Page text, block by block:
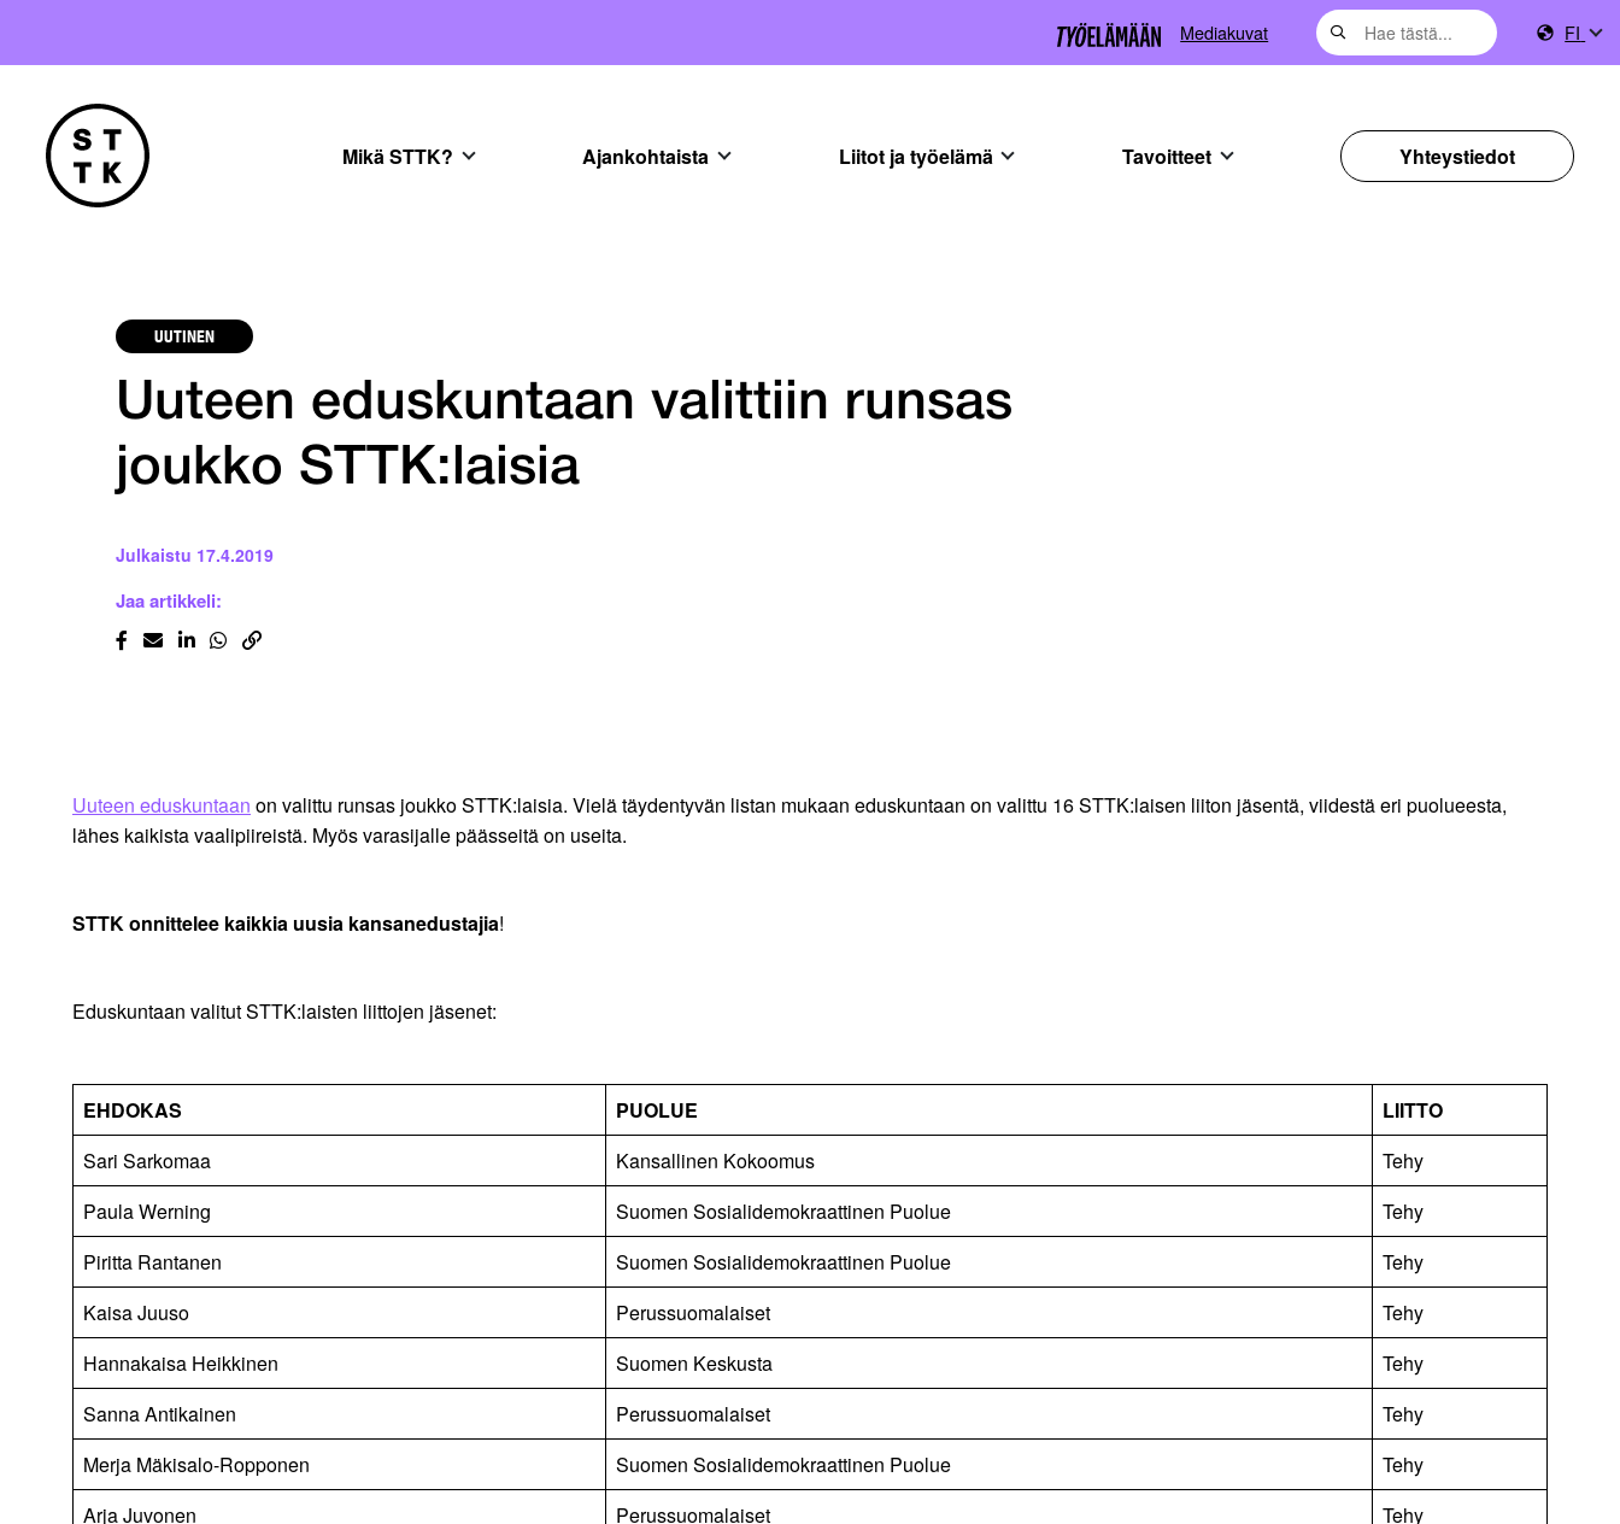
Mediakuvat FI
Mikä STTK? Ajankohtaista Liitot ja työelämä Tavoitteet Yhteystiedot
UUTINEN
Uuteen eduskuntaan valittiin runsas
joukko STTK:laisia
Julkaistu 17.4.2019
Jaa artikkeli:
Uuteen eduskuntaan on valittu runsas joukko STTK:laisia. Vielä täydentyvän listan mukaan eduskuntaan on valittu 16 STTK:laisen liiton jäsentä, viidestä eri puolueesta,
lähes kaikista vaalipiireistä. Myös varasijalle päässeitä on useita.
STTK onnittelee kaikkia uusia kansanedustajia!
Eduskuntaan valitut STTK:laisten liittojen jäsenet:
EHDOKAS PUOLUE
LIITTO
Sari Sarkomaa
Kansallinen Kokoomus
Tehy
Paula Werning
Suomen Sosialidemokraattinen Puolue
Tehy
Piritta Rantanen
Suomen Sosialidemokraattinen Puolue
Tehy
Kaisa Juuso
Perussuomalaiset
Tehy
Hannakaisa Heikkinen
Suomen Keskusta
Tehy
Sanna Antikainen
Perussuomalaiset
Tehy
Merja Mäkisalo-Ropponen
Suomen Sosialidemokraattinen Puolue
Tehy
Arja Juvonen
Perussuomalaiset
Tehy